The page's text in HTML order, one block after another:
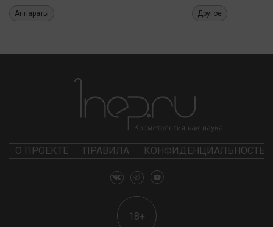
Аппараты Другое
О ПРОЕКТЕ ПРАВИЛА КОНФИДЕНЦИАЛЬНОСТЬ
18+